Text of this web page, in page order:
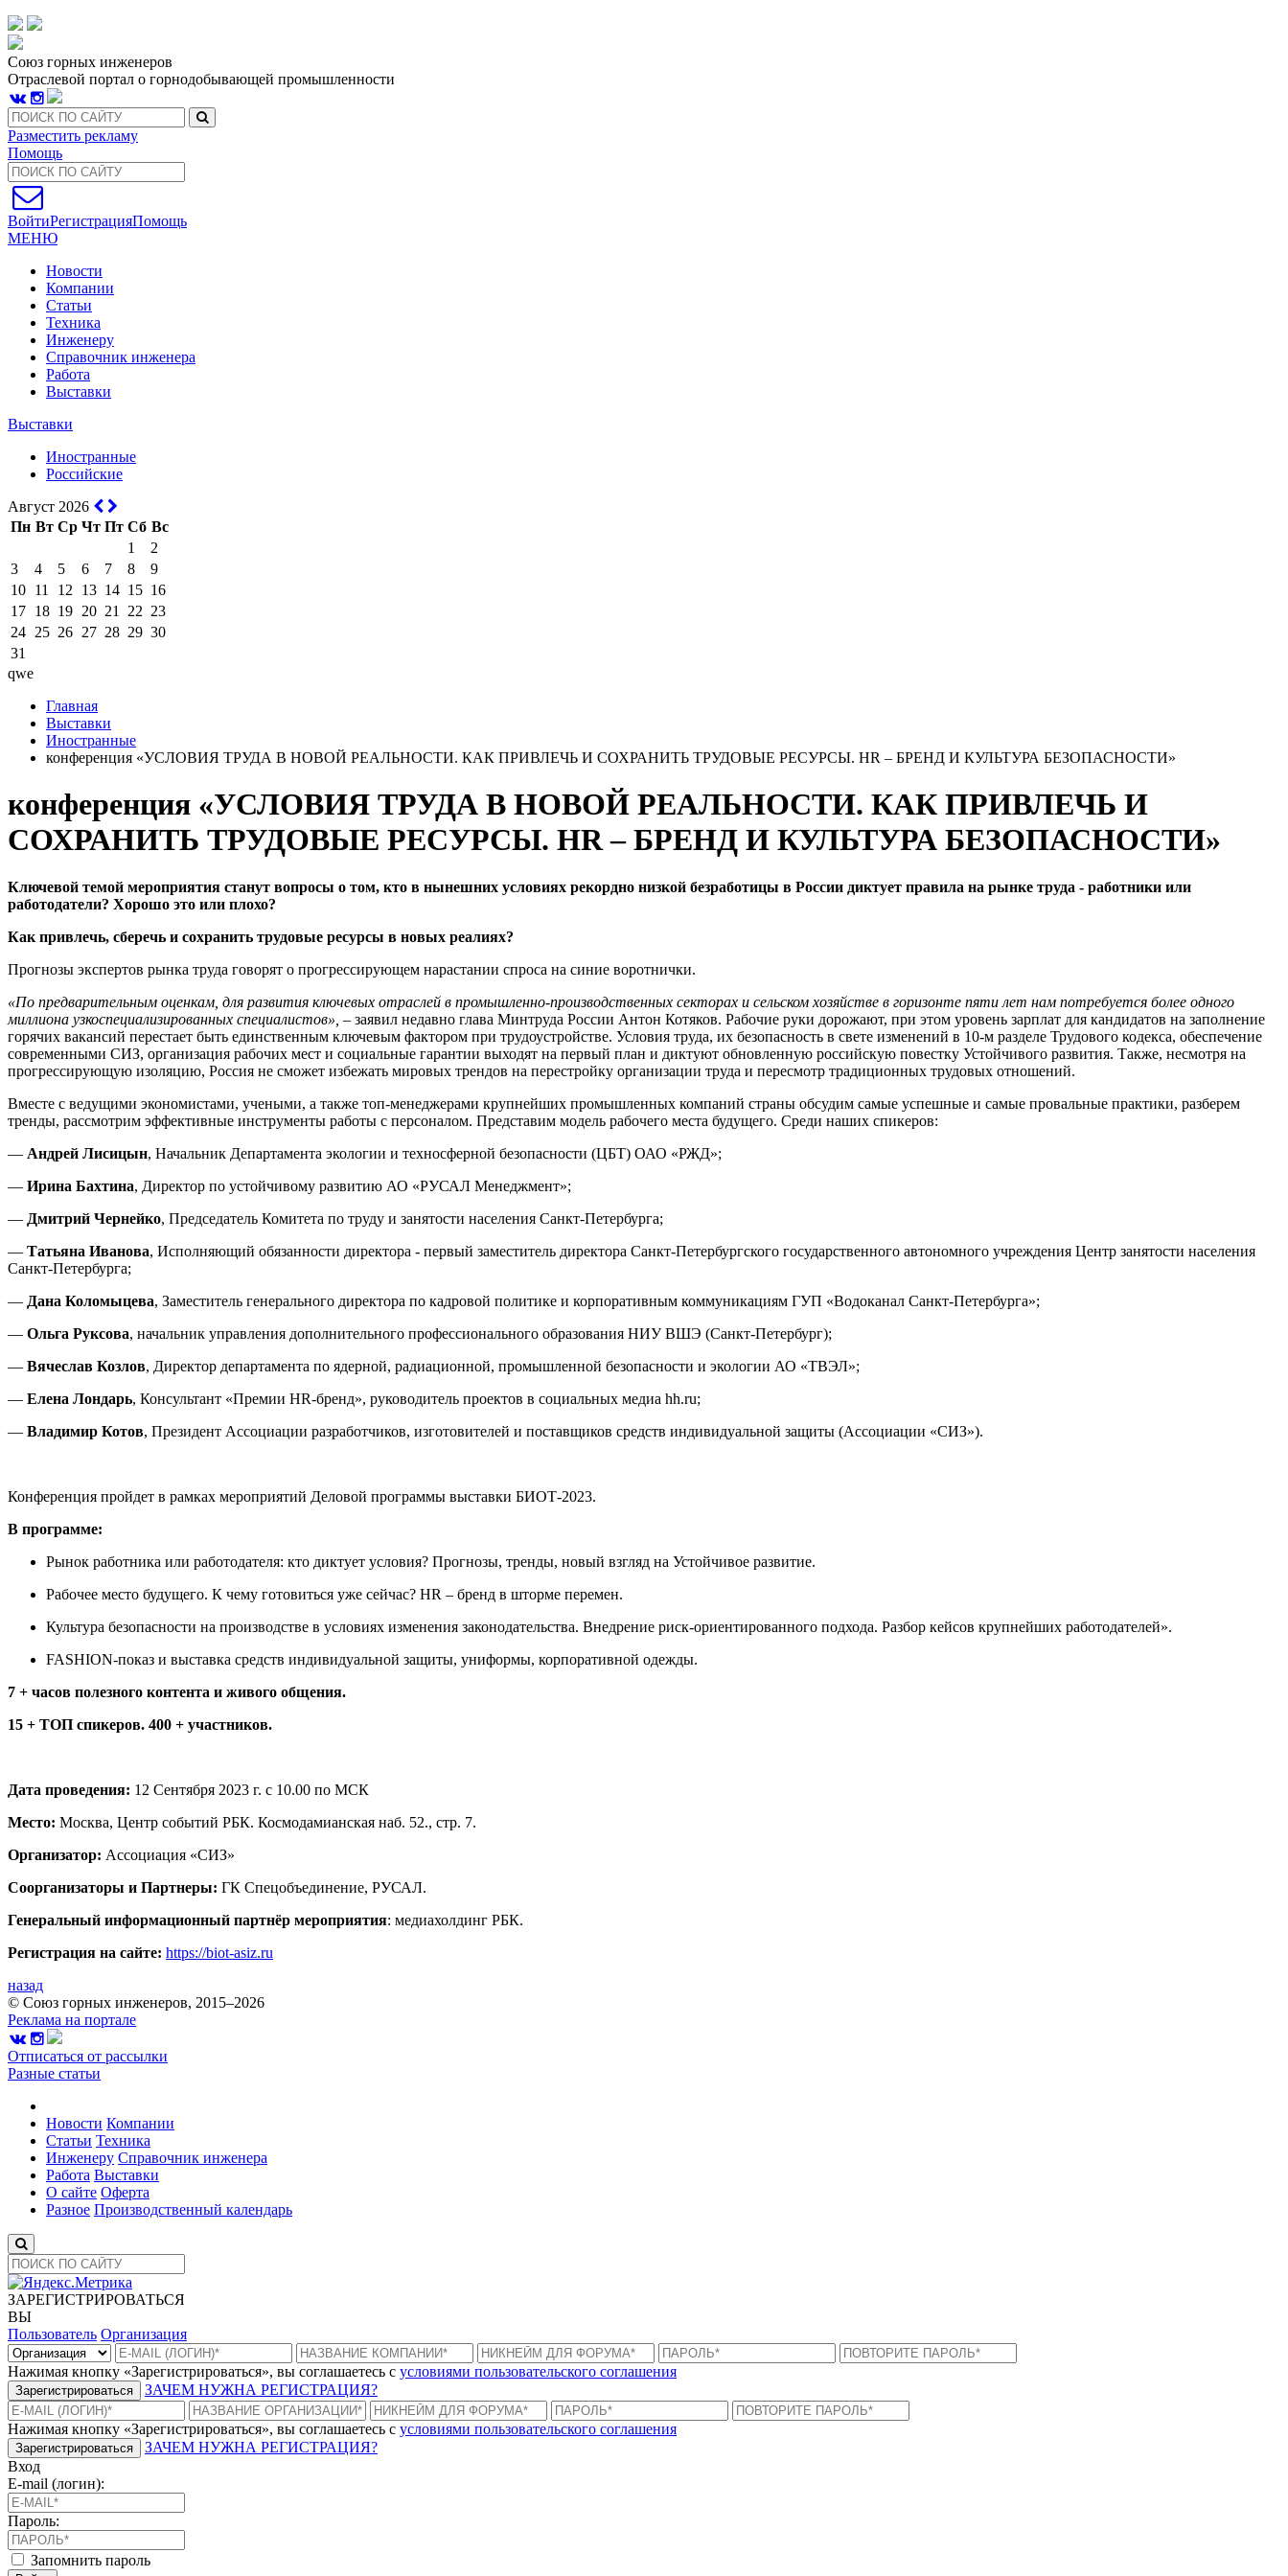
Союз горных инженеров
Отраслевой портал о горнодобывающей промышленности
Разместить рекламу
Помощь
ВойтиРегистрацияПомощь
МЕНЮ
Новости
Компании
Статьи
Техника
Инженеру
Справочник инженера
Работа
Выставки
Выставки
Иностранные
Российские
Август 2026
Пн Вт Ср Чт Пт Сб Вс
1
2
3
4 5 6 7 8
9
10 11 12 13 14 15 16
17 18 19 20 21 22 23
24 25 26 27 28 29 30
31
qwe
Главная
Выставки
Иностранные
конференция «УСЛОВИЯ ТРУДА В НОВОЙ РЕАЛЬНОСТИ. КАК ПРИВЛЕЧЬ И СОХРАНИТЬ ТРУДОВЫЕ РЕСУРСЫ. HR – БРЕНД И КУЛЬТУРА БЕЗОПАСНОСТИ»
конференция «УСЛОВИЯ ТРУДА В НОВОЙ РЕАЛЬНОСТИ. КАК ПРИВЛЕЧЬ И
СОХРАНИТЬ ТРУДОВЫЕ РЕСУРСЫ. HR – БРЕНД И КУЛЬТУРА БЕЗОПАСНОСТИ»
Ключевой темой мероприятия станут вопросы о том, кто в нынешних условиях рекордно низкой безработицы в России диктует правила на рынке труда - работники или
работодатели? Хорошо это или плохо?
Как привлечь, сберечь и сохранить трудовые ресурсы в новых реалиях?
Прогнозы экспертов рынка труда говорят о прогрессирующем нарастании спроса на синие воротнички.
«По предварительным оценкам, для развития ключевых отраслей в промышленно-производственных секторах и сельском хозяйстве в горизонте пяти лет нам потребуется более одного
миллиона узкоспециализированных специалистов», – заявил недавно глава Минтруда России Антон Котяков. Рабочие руки дорожают, при этом уровень зарплат для кандидатов на заполнение
горячих вакансий перестает быть единственным ключевым фактором при трудоустройстве. Условия труда, их безопасность в свете изменений в 10-м разделе Трудового кодекса, обеспечение
современными СИЗ, организация рабочих мест и социальные гарантии выходят на первый план и диктуют обновленную российскую повестку Устойчивого развития. Также, несмотря на
прогрессирующую изоляцию, Россия не сможет избежать мировых трендов на перестройку организации труда и пересмотр традиционных трудовых отношений.
Вместе с ведущими экономистами, учеными, а также топ-менеджерами крупнейших промышленных компаний страны обсудим самые успешные и самые провальные практики, разберем
тренды, рассмотрим эффективные инструменты работы с персоналом. Представим модель рабочего места будущего. Среди наших спикеров:
— Андрей Лисицын, Начальник Департамента экологии и техносферной безопасности (ЦБТ) ОАО «РЖД»;
— Ирина Бахтина, Директор по устойчивому развитию АО «РУСАЛ Менеджмент»;
— Дмитрий Чернейко, Председатель Комитета по труду и занятости населения Санкт‑Петербурга;
— Татьяна Иванова, Исполняющий обязанности директора - первый заместитель директора Санкт-Петербургского государственного автономного учреждения Центр занятости населения
Санкт-Петербурга;
— Дана Коломыцева, Заместитель генерального директора по кадровой политике и корпоративным коммуникациям ГУП «Водоканал Санкт-Петербурга»;
— Ольга Руксова, начальник управления дополнительного профессионального образования НИУ ВШЭ (Санкт-Петербург);
— Вячеслав Козлов, Директор департамента по ядерной, радиационной, промышленной безопасности и экологии АО «ТВЭЛ»;
— Елена Лондарь, Консультант «Премии HR-бренд», руководитель проектов в социальных медиа hh.ru;
— Владимир Котов, Президент Ассоциации разработчиков, изготовителей и поставщиков средств индивидуальной защиты (Ассоциации «СИЗ»).
Конференция пройдет в рамках мероприятий Деловой программы выставки БИОТ-2023.
В программе:
Рынок работника или работодателя: кто диктует условия? Прогнозы, тренды, новый взгляд на Устойчивое развитие.
Рабочее место будущего. К чему готовиться уже сейчас? HR – бренд в шторме перемен.
Культура безопасности на производстве в условиях изменения законодательства. Внедрение риск-ориентированного подхода. Разбор кейсов крупнейших работодателей».
FASHION-показ и выставка средств индивидуальной защиты, униформы, корпоративной одежды.
7 + часов полезного контента и живого общения.
15 + ТОП спикеров. 400 + участников.
Дата проведения: 12 Сентября 2023 г. с 10.00 по МСК
Место: Москва, Центр событий РБК. Космодамианская наб. 52., стр. 7.
Организатор: Ассоциация «СИЗ»
Соорганизаторы и Партнеры: ГК Спецобъединение, РУСАЛ.
Генеральный информационный партнёр мероприятия: медиахолдинг РБК.
Регистрация на сайте: https://biot-asiz.ru
назад
© Союз горных инженеров, 2015–2026
Реклама на портале
Отписаться от рассылки
Разные статьи
Новости Компании
Статьи Техника
Инженеру Справочник инженера
Работа Выставки
О сайте Оферта
Разное Производственный календарь
ЗАРЕГИСТРИРОВАТЬСЯ
ВЫ
Пользователь Организация
Нажимая кнопку «Зарегистрироваться», вы соглашаетесь с условиями пользовательского соглашения
Зарегистрироваться ЗАЧЕМ НУЖНА РЕГИСТРАЦИЯ?
Нажимая кнопку «Зарегистрироваться», вы соглашаетесь с условиями пользовательского соглашения
Зарегистрироваться
ЗАЧЕМ НУЖНА РЕГИСТРАЦИЯ?
Вход
E-mail (логин):
Пароль:
Запомнить пароль